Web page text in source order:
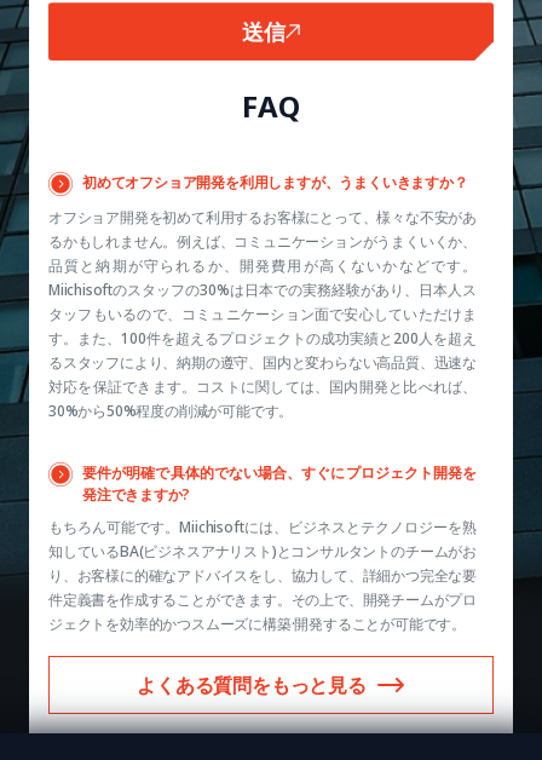
送信
FAQ
初めてオフショア開発を利用しますが、うまくいきますか？
オフショア開発を初めて利用するお客様にとって、様々な不安があ
るかもしれません。例えば、コミュニケーションがうまくいくか、
品質と納期が守られるか、開発費用が高くないかなどです。
Miichisoftのスタッフの30%は日本での実務経験があり、日本人ス
タッフもいるので、コミュニケーション面で安心していただけま
す。また、100件を超えるプロジェクトの成功実績と200人を超え
るスタッフにより、納期の遵守、国内と変わらない高品質、迅速な
対応を保証できます。コストに関しては、国内開発と比べれば、
30%から50%程度の削減が可能です。
要件が明確で具体的でない場合、すぐにプロジェクト開発を
発注できますか?
もちろん可能です。Miichisoftには、ビジネスとテクノロジーを熟
知しているBA(ビジネスアナリスト)とコンサルタントのチームがお
り、お客様に的確なアドバイスをし、協力して、詳細かつ完全な要
件定義書を作成することができます。その上で、開発チームがプロ
ジェクトを効率的かつスムーズに構築·開発することが可能です。
よくある質問をもっと見る